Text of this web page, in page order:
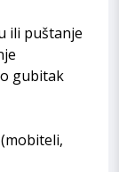
ili puštanje
gubitak